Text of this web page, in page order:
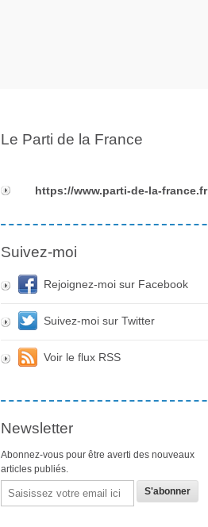
Le Parti de la France
https://www.parti-de-la-france.fr
Suivez-moi
Rejoignez-moi sur Facebook
Suivez-moi sur Twitter
Voir le flux RSS
Newsletter
Abonnez-vous pour être averti des nouveaux
articles publiés.
Email